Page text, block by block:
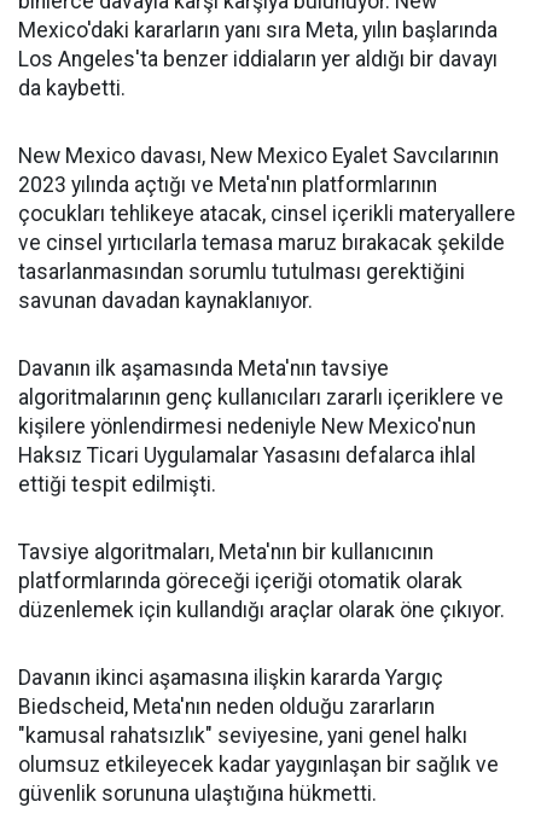
Mexico'daki kararların yanı sıra Meta, yılın başlarında
Los Angeles'ta benzer iddiaların yer aldığı bir davayı
da kaybetti.
New Mexico davası, New Mexico Eyalet Savcılarının
2023 yılında açtığı ve Meta'nın platformlarının
çocukları tehlikeye atacak, cinsel içerikli materyallere
ve cinsel yırtıcılarla temasa maruz bırakacak şekilde
tasarlanmasından sorumlu tutulması gerektiğini
savunan davadan kaynaklanıyor.
Davanın ilk aşamasında Meta'nın tavsiye
algoritmalarının genç kullanıcıları zararlı içeriklere ve
kişilere yönlendirmesi nedeniyle New Mexico'nun
Haksız Ticari Uygulamalar Yasasını defalarca ihlal
ettiği tespit edilmişti.
Tavsiye algoritmaları, Meta'nın bir kullanıcının
platformlarında göreceği içeriği otomatik olarak
düzenlemek için kullandığı araçlar olarak öne çıkıyor.
Davanın ikinci aşamasına ilişkin kararda Yargıç
Biedscheid, Meta'nın neden olduğu zararların
"kamusal rahatsızlık" seviyesine, yani genel halkı
olumsuz etkileyecek kadar yaygınlaşan bir sağlık ve
güvenlik sorununa ulaştığına hükmetti.